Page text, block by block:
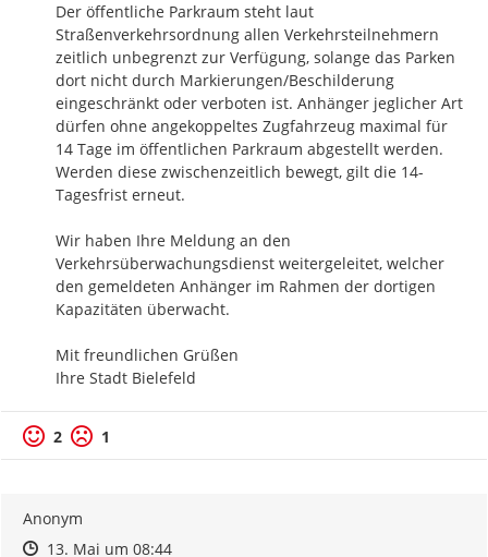
Der öffentliche Parkraum steht laut
Straßenverkehrsordnung allen Verkehrsteilnehmern
zeitlich unbegrenzt zur Verfügung, solange das Parken
dort nicht durch Markierungen/Beschilderung
eingeschränkt oder verboten ist. Anhänger jeglicher Art
dürfen ohne angekoppeltes Zugfahrzeug maximal für
14 Tage im öffentlichen Parkraum abgestellt werden.
Werden diese zwischenzeitlich bewegt, gilt die 14-
Tagesfrist erneut.
Wir haben Ihre Meldung an den
Verkehrsüberwachungsdienst weitergeleitet, welcher
den gemeldeten Anhänger im Rahmen der dortigen
Kapazitäten überwacht.
Mit freundlichen Grüßen
Ihre Stadt Bielefeld
2 1
Anonym
Zeitpunkt des Erstellens
Zeitpunkt des Erstellens
13. Mai um 08:44Zur Äußerung